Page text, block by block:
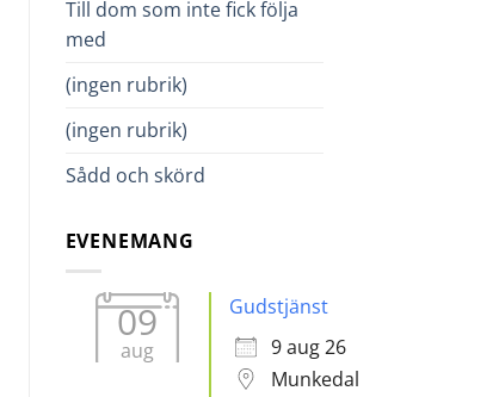
Till dom som inte fick följa
med
(ingen rubrik)
(ingen rubrik)
Sådd och skörd
EVENEMANG
09
aug
Gudstjänst
9 aug 26
Munkedal